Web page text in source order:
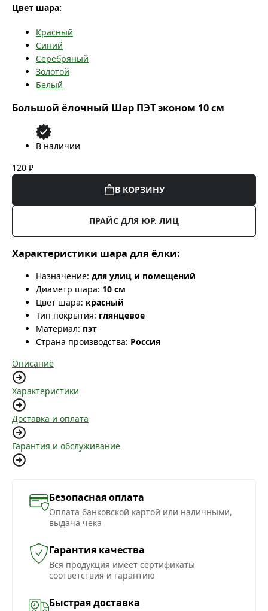
Цвет шара:
Красный
Синий
Серебряный
Золотой
Белый
Большой ёлочный Шар ПЭТ эконом 10 см
В наличии
120 ₽
В КОРЗИНУ
ПРАЙС ДЛЯ ЮР. ЛИЦ
Характеристики шара для ёлки:
Назначение: для улиц и помещений
Диаметр шара: 10 см
Цвет шара: красный
Тип покрытия: глянцевое
Материал: пэт
Страна производства: Россия
Описание
Характеристики
Доставка и оплата
Гарантия и обслуживание
Безопасная оплата
Оплата банковской картой или наличными,
выдача чека
Гарантия качества
Вся продукция имеет сертификаты
соответствия и гарантию
Быстрая доставка